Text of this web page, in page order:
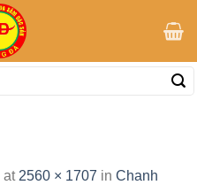
at 2560 × 1707 in Chanh